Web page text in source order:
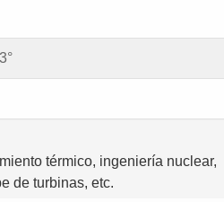
térmico, ingeniería nuclear,
de turbinas, etc.